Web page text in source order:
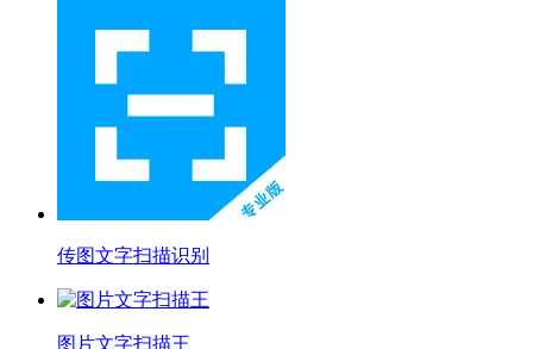
传图文字扫描识别
图片文字扫描王